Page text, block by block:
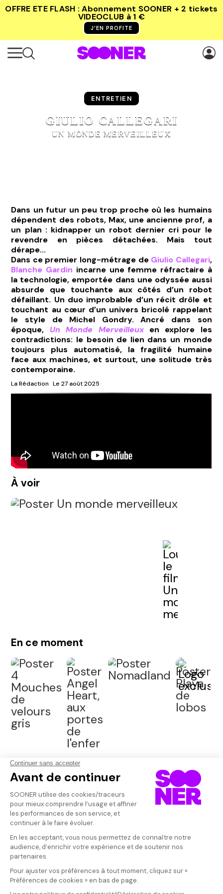
OFFRE ETE FLASH : Abonnement SOONER + 2 tickets
VIDEOCLUB à 1 €
J’EN PROFITE
ENTRETIEN
GIULIO CALLEGARI
UN MONDE MERVEILLEUX
Dans un futur un peu trop proche où les humains
dépendent des robots, Max, une ancienne prof, a
un plan : kidnapper un robot dernier cri pour le
revendre en pièces détachées. Mais tout
dérape...
Dans ce premier long-métrage de Giulio Callegari,
Blanche Gardin incarne une femme réfractaire à
la technologie, emportée dans une odyssée aussi
absurde que touchante aux côtés d’un robot
défaillant. Un duo improbable d’un récit drôle et
touchant au cœur d’un univers bricolé rappelant
le style de Michel Gondry. Ancré dans son
époque, Un Monde Merveilleuxen explore les
contradictions: le besoin de lien dans un monde
toujours plus automatisé, la fragilité humaine
face aux machines, et surtout, une solitude très
contemporaine.
La Rédaction Le 27 août 2025
À voir
En ce moment
Qui sommes-nous ?
Dispo dans l'abonnement
Dispo dans le Videoclub
Actionnaires
Contacts
SOONER responsable
Mentions légales